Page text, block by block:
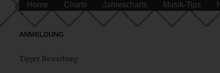
Home Charts Jahrescharts Musik-Tips
ANMELDUNG
Tipper Bewerbung
Mehr Info